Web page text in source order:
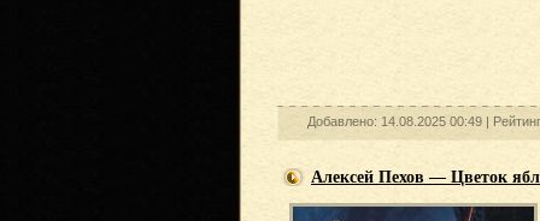
Добавлено: 14.08.2025 00:49 |
Алексей Пехов — Цветок